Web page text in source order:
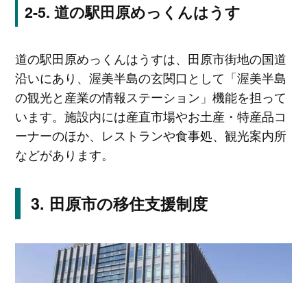
道の駅田原めっくんはうす
道の駅田原めっくんはうすは、田原市街地の国道
沿いにあり、渥美半島の玄関口として「渥美半島
の観光と産業の情報ステーション」機能を担って
います。施設内には産直市場やお土産・特産品コ
ーナーのほか、レストランや食事処、観光案内所
などがあります。
田原市の移住支援制度